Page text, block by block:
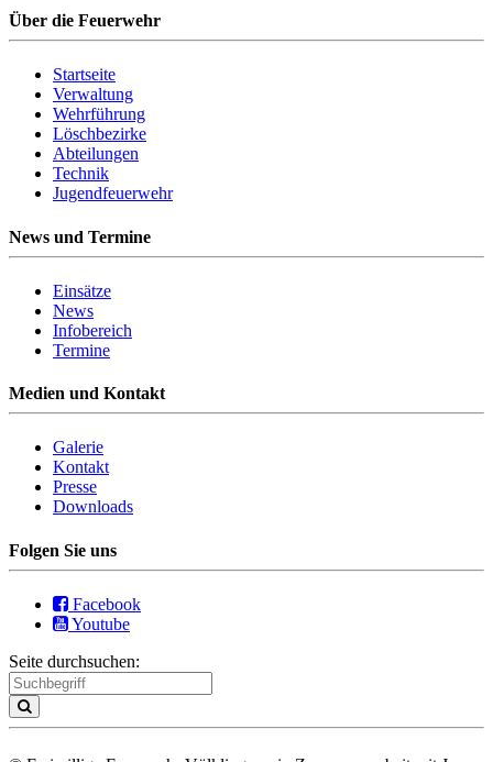
Über die Feuerwehr
Startseite
Verwaltung
Wehrführung
Löschbezirke
Abteilungen
Technik
Jugendfeuerwehr
News und Termine
Einsätze
News
Infobereich
Termine
Medien und Kontakt
Galerie
Kontakt
Presse
Downloads
Folgen Sie uns
Facebook
Youtube
Seite durchsuchen: